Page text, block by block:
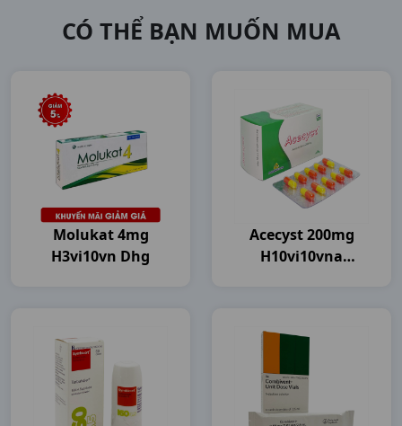
CÓ THỂ BẠN MUỐN MUA
Molukat 4mg
H3vi10vn Dhg
Acecyst 200mg
H10vi10vna